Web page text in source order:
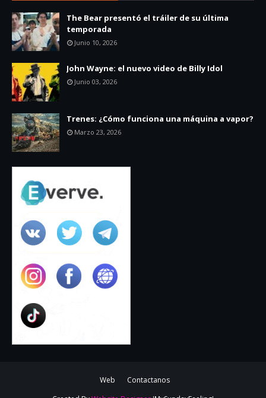
The Bear presentó el tráiler de su última
temporada
Junio 10, 2026
John Wayne: el nuevo video de Billy Idol
Junio 03, 2026
Trenes: ¿Cómo funciona una máquina a vapor?
Marzo 23, 2026
Web
Contactanos